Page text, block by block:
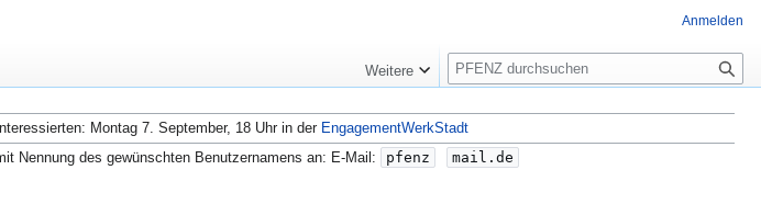
Montag 7. September, 18 Uhr in der EngagementWerkStadt
Nennung des gewünschten Benutzernamens an: E-Mail:
pfenz mail.de
Anmelden
Weitere
S
u
c
h
e